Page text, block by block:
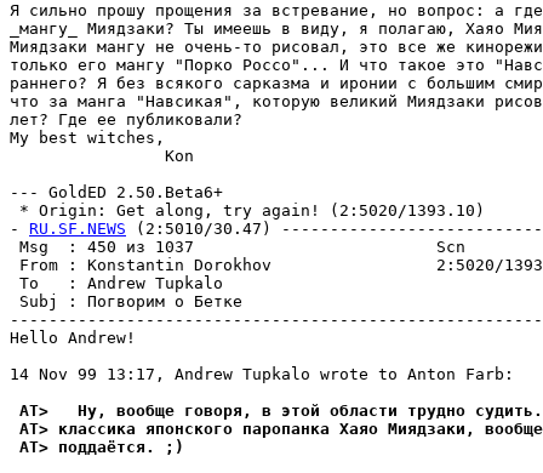
Я сильно прошу прощения за встревание, но вопрос: а
_мангу_ Миядзаки? Ты имеешь в виду, я полагаю, Хаяо
Миядзаки мангу не очень-то рисовал, это все же
только его мангу "Порко Россо"... И что такое это
раннего? Я без всякого сарказма и иронии с большим
что за манга "Hавсикая", которую великий Миядзаки
лет? Где ее публиковали?
My best witches,
                Kon
--- GoldED 2.50.Beta6+
* Origin: Get along, try again! (2:5020/1393.10)
- RU.SF.NEWS (2:5010/30.47)
Msg  : 450 из 1037
From : Konstantin Dorokhov                 2:5020/
To   : Andrew Tupkalo
Subj : Погворим
Hello Andrew!
14 Nov 99 13:17, Andrew Tupkalo wrote to Anton Farb:
AT>   Ну, вообще говоpя, в этой области трудно
AT> классика японского паропанка Хаяо Миядзаки,
AT> поддаётся. ;)